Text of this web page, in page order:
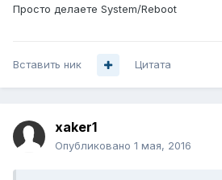
Просто делаете System/Reboot
Вставить ник Цитата
xaker1
Опубликовано 1 мая, 2016